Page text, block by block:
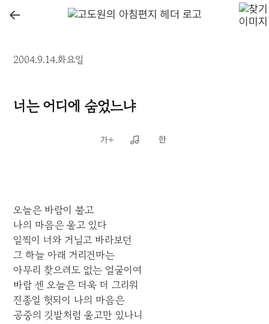
←
2004.9.14.화요일
너는 어디에 숨었느냐
오늘은 바람이 불고
나의 마음은 울고 있다
일찍이 너와 거닐고 바라보던
그 하늘 아래 거리건마는
아무리 찾으려도 없는 얼굴이여
바람 센 오늘은 더욱 더 그리워
진종일 헛되이 나의 마음은
공중의 깃발처럼 울고만 있나니